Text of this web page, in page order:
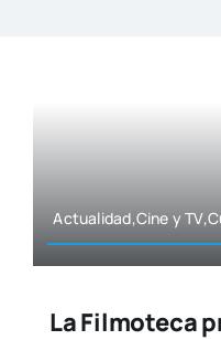
Actualidad,Cine y
La Filmoteca